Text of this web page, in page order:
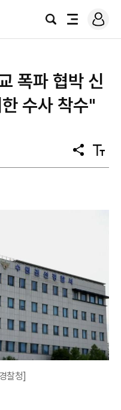
검
전
로
그
폭파 협박 신
수사 착수"
공
유
텍
스
찰청]